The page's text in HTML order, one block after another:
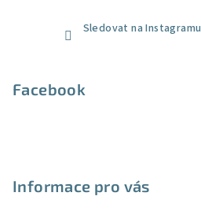
Sledovat na Instagramu
Facebook
Informace pro vás